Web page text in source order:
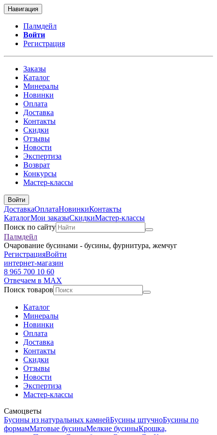
Навигация
Палмдейл
Войти
Регистрация
Заказы
Каталог
Минералы
Новинки
Оплата
Доставка
Контакты
Скидки
Отзывы
Новости
Экспертиза
Возврат
Конкурсы
Мастер-классы
Войти
ДоставкаОплатаНовинкиКонтакты
КаталогМои заказыСкидкиМастер-классы
Поиск по сайту
Палмдейл
Очарование бусинами - бусины, фурнитура, жемчуг
РегистрацияВойти
интернет-магазин
8 965 700 10 60
Отвечаем в MAX
Поиск товаров
Каталог
Минералы
Новинки
Оплата
Доставка
Контакты
Скидки
Отзывы
Новости
Экспертиза
Мастер-классы
Самоцветы
Бусины из натуральных камнейБусины штучноБусины по
формамМатовые бусиныМелкие бусиныКрошка,